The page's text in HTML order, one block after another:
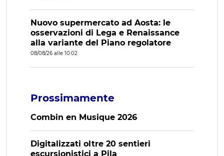
Nuovo supermercato ad Aosta: le
osservazioni di Lega e Renaissance
alla variante del Piano regolatore
08/08/26 alle 10:02
Prossimamente
Combin en Musique 2026
Digitalizzati oltre 20 sentieri
escursionistici a Pila